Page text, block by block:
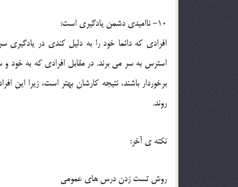
10- نااميدي دشمن يادگيري است:
افرادي كه دائما خود را به دليل كندي در يادگيري
استرس به سر مي برند. در مقابل افرادي كه به خود
برخوردار باشند، نتيجه كارشان بهتر است، زيرا
روند.
نكته ي آخر:
روش تست زدن درس هاي عمومي